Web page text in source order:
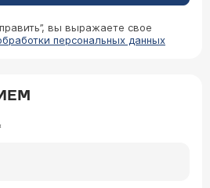
вы выражаете свое
персональных данных